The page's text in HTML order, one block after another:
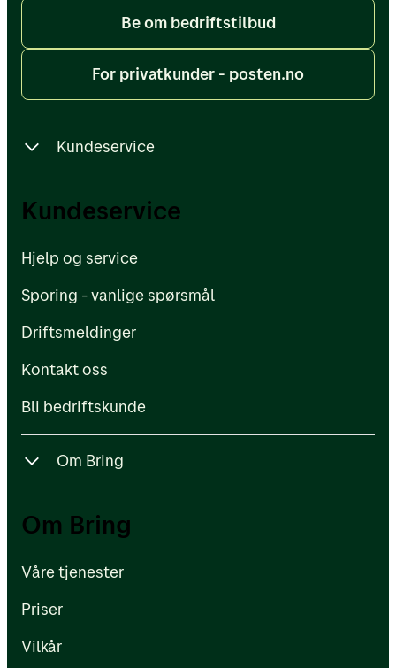
Be om bedriftstilbud
For privatkunder - posten.no
Kundeservice
Hjelp og service
Kundeservice
Hjelp og service
Sporing - vanlige spørsmål
Driftsmeldinger
Kontakt oss
Bli bedriftskunde
Om Bring
Våre tjenester
Om Bring
Våre tjenester
Priser
Vilkår